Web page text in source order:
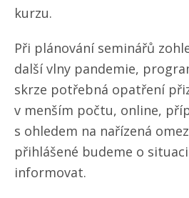
kurzu.
Při plánování seminářů
další vlny pandemie,
skrze potřebná opatření
v menším počtu, online,
s ohledem na nařízená
přihlášené budeme o
informovat.